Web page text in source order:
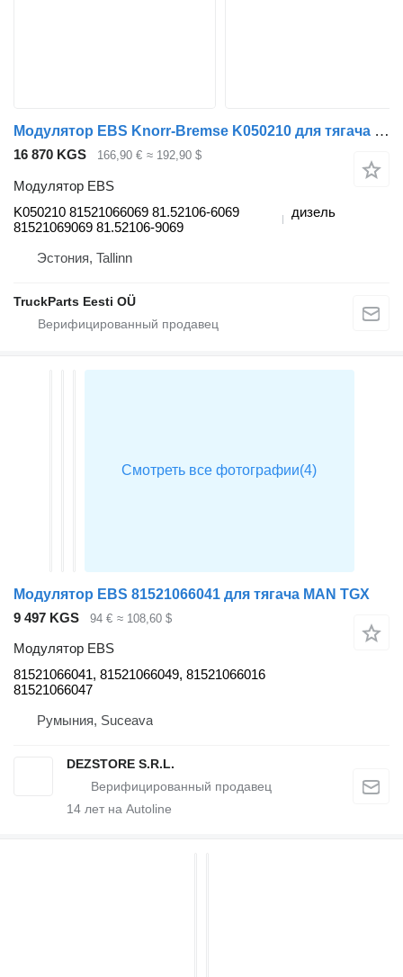
Модулятор EBS Knorr-Bremse K050210 для тягача MAN TGL, TGM, TGS, TGX (2005-2021)
16 870 KGS 166,90 € ≈ 192,90 $
Модулятор EBS
K050210 81521066069 81.52106-6069
81521069069 81.52106-9069
дизель
Эстония, Tallinn
TruckParts Eesti OÜ
Модулятор EBS 81521066041 для тягача MAN TGX
9 497 KGS
94 € ≈ 108,60 $
Модулятор EBS
81521066041, 81521066049, 81521066016
81521066047
Румыния, Suceava
DEZSTORE S.R.L.
14 лет на Autoline